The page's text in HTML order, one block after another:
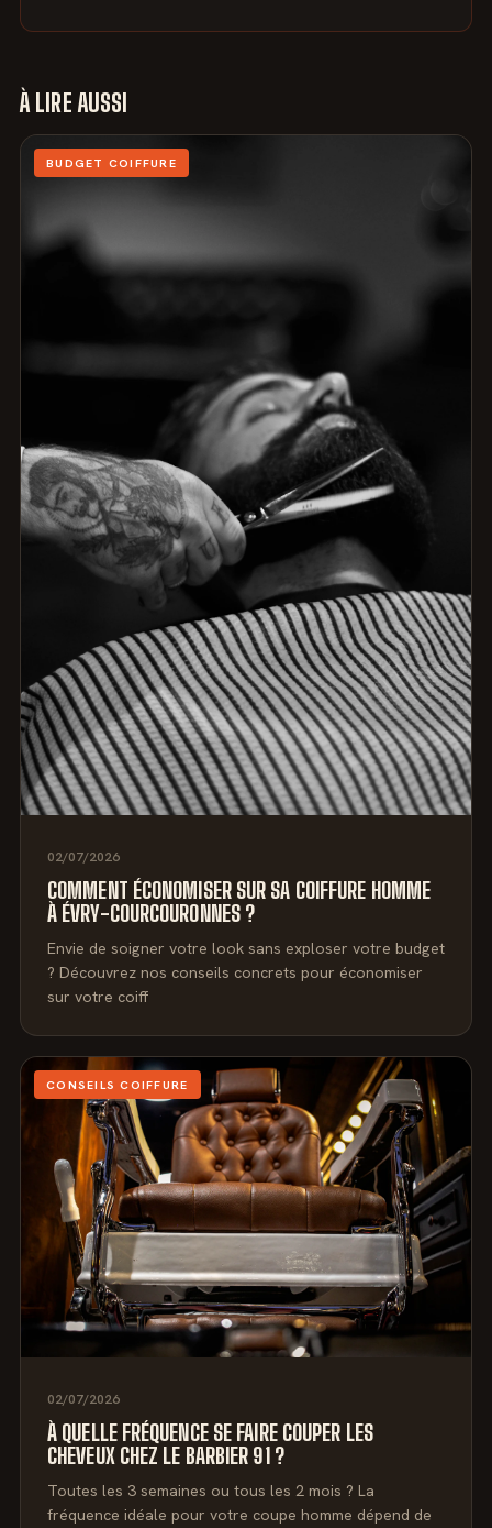
À LIRE AUSSI
BUDGET COIFFURE
02/07/2026
COMMENT ÉCONOMISER SUR SA COIFFURE HOMME
À ÉVRY-COURCOURONNES ?
Envie de soigner votre look sans exploser votre budget
? Découvrez nos conseils concrets pour économiser
sur votre coiff
CONSEILS COIFFURE
02/07/2026
À QUELLE FRÉQUENCE SE FAIRE COUPER LES
CHEVEUX CHEZ LE BARBIER 91 ?
Toutes les 3 semaines ou tous les 2 mois ? La
fréquence idéale pour votre coupe homme dépend de